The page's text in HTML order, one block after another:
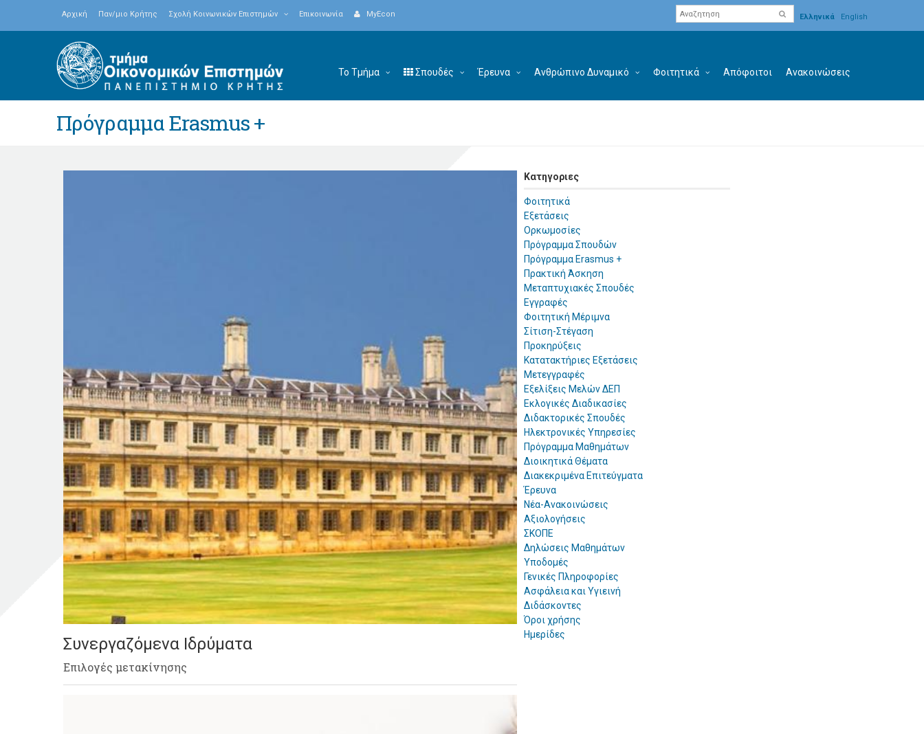
Αρχική Παν/μιο Κρήτης Σχολή Κοινωνικών Επιστημών Επικοινωνία MyEcon Ελληνικά English
Το Τμήμα Σπουδές Έρευνα Ανθρώπινο Δυναμικό Φοιτητικά Απόφοιτοι Ανακοινώσεις
Πρόγραμμα Erasmus +
Συνεργαζόμενα Ιδρύματα
Επιλογές μετακίνησης
Κατηγοριες
Φοιτητικά
Εξετάσεις
Ορκωμοσίες
Πρόγραμμα Σπουδών
Πρόγραμμα Erasmus +
Πρακτική Άσκηση
Μεταπτυχιακές Σπουδές
Εγγραφές
Φοιτητική Μέριμνα
Σίτιση-Στέγαση
Προκηρύξεις
Κατατακτήριες Εξετάσεις
Μετεγγραφές
Εξελίξεις Μελών ΔΕΠ
Εκλογικές Διαδικασίες
Διδακτορικές Σπουδές
Ηλεκτρονικές Υπηρεσίες
Πρόγραμμα Μαθημάτων
Διοικητικά Θέματα
Διακεκριμένα Επιτεύγματα
Έρευνα
Νέα-Ανακοινώσεις
Αξιολογήσεις
ΣΚΟΠΕ
Δηλώσεις Μαθημάτων
Υποδομές
Γενικές Πληροφορίες
Ασφάλεια και Υγιεινή
Διδάσκοντες
Όροι χρήσης
Ημερίδες